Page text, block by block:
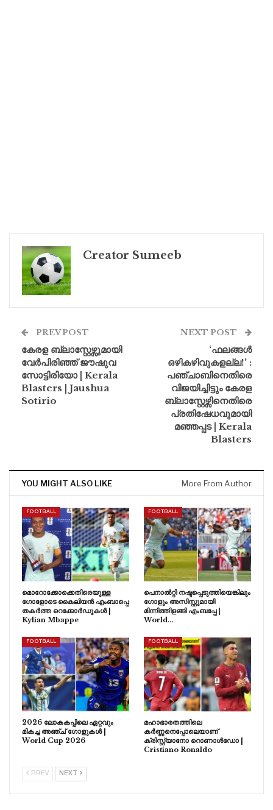
Creator Sumeeb
PREV POST
കേരള ബ്ലാസ്റ്റേഴ്സുമായി
വേർപിരിഞ്ഞ് ജൗഷുവ
സോട്ടിരിയോ | Kerala
Blasters | Jaushua
Sotirio
NEXT POST
‘ഫലങ്ങൾ
ഒഴികഴിവുകളല്ല!’ :
പഞ്ചാബിനെതിരെ
വിജയിച്ചിട്ടും കേരള
ബ്ലാസ്റ്റേഴ്സിനെതിരെ
പ്രതിഷേധവുമായി
മഞ്ഞപ്പട | Kerala
Blasters
YOU MIGHT ALSO LIKE More From Author
FOOTBALL
മൊറോക്കോക്കെതിരെയുള്ള
ഗോളോടെ കൈലിയൻ എംബാപ്പെ
തകർത്ത റെക്കോർഡുകൾ |
Kylian Mbappe
FOOTBALL
പെനാൽറ്റി നഷ്ടപ്പെടുത്തിയെങ്കിലും
ഗോളും അസിസ്റ്റുമായി
മിന്നിത്തിളങ്ങി എംബപ്പേ |
World…
FOOTBALL
2026 ലോകകപ്പിലെ ഏറ്റവും
മികച്ച അഞ്ച് ഗോളുകൾ |
World Cup 2026
FOOTBALL
മഹാഭാരതത്തിലെ
കർണ്ണനെപ്പോലെയാണ്
ക്രിസ്റ്റ്യാനോ റൊണാൾഡോ |
Cristiano Ronaldo
PREV NEXT